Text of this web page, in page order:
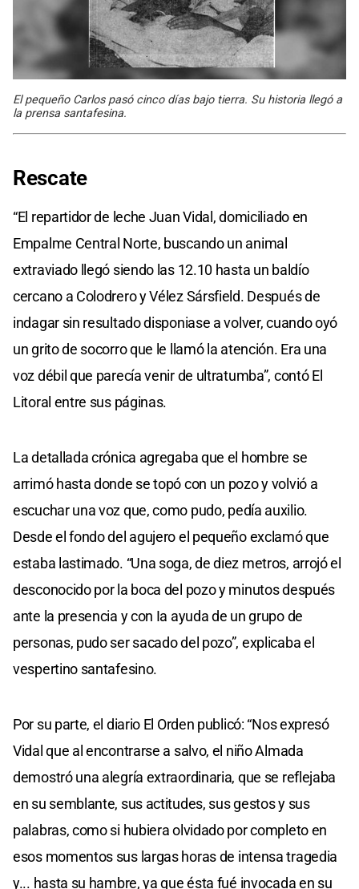
El pequeño Carlos pasó cinco días bajo tierra. Su historia llegó a
la prensa santafesina.
Rescate
“El repartidor de leche Juan Vidal, domiciliado en
Empalme Central Norte, buscando un animal
extraviado llegó siendo las 12.10 hasta un baldío
cercano a Colodrero y Vélez Sársfield. Después de
indagar sin resultado disponiase a volver, cuando oyó
un grito de socorro que le llamó la atención. Era una
voz débil que parecía venir de ultratumba”, contó El
Litoral entre sus páginas.
La detallada crónica agregaba que el hombre se
arrimó hasta donde se topó con un pozo y volvió a
escuchar una voz que, como pudo, pedía auxilio.
Desde el fondo del agujero el pequeño exclamó que
estaba lastimado. “Una soga, de diez metros, arrojó el
desconocido por la boca del pozo y minutos después
ante la presencia y con Ia ayuda de un grupo de
personas, pudo ser sacado del pozo”, explicaba el
vespertino santafesino.
Por su parte, el diario El Orden publicó: “Nos expresó
Vidal que al encontrarse a salvo, el niño Almada
demostró una alegría extraordinaria, que se reflejaba
en su semblante, sus actitudes, sus gestos y sus
palabras, como si hubiera olvidado por completo en
esos momentos sus largas horas de intensa tragedia
y... hasta su hambre, ya que ésta fué invocada en su